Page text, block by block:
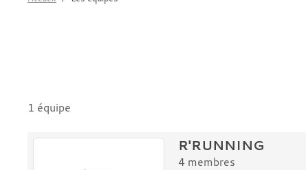
1 équipe
R'RUNNING
4membres